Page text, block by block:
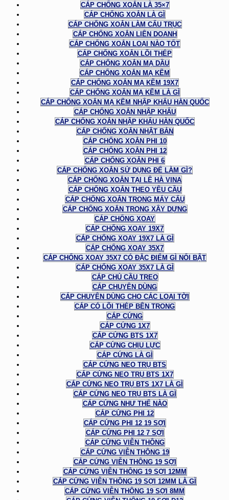
CÁP CHỐNG XOẮN LÀ 35×7
CÁP CHỐNG XOẮN LÀ GÌ
CÁP CHỐNG XOẮN LÀM CẨU TRỤC
CÁP CHỐNG XOẮN LIÊN DOANH
CÁP CHỐNG XOẮN LOẠI NÀO TỐT
CÁP CHỐNG XOẮN LÕI THÉP
CÁP CHỐNG XOẮN MẠ DẦU
CÁP CHỐNG XOẮN MẠ KẼM
CÁP CHỐNG XOẮN MẠ KẼM 19X7
CÁP CHỐNG XOẮN MẠ KẼM LÀ GÌ
CÁP CHỐNG XOẮN MẠ KẼM NHẬP KHẨU HÀN QUỐC
CÁP CHỐNG XOẮN NHẬP KHẨU
CÁP CHỐNG XOẮN NHẬP KHẨU HÀN QUỐC
CÁP CHỐNG XOẮN NHẬT BẢN
CÁP CHỐNG XOẮN PHI 10
CÁP CHỐNG XOẮN PHI 12
CÁP CHỐNG XOẮN PHI 6
CÁP CHỐNG XOẮN SỬ DỤNG ĐỂ LÀM GÌ?
CÁP CHỐNG XOẮN TẠI LÊ HÀ VINA
CÁP CHỐNG XOẮN THEO YÊU CẦU
CÁP CHỐNG XOẮN TRONG MÁY CẨU
CÁP CHỐNG XOẮN TRONG XÂY DỰNG
CÁP CHỐNG XOAY
CÁP CHỐNG XOAY 19X7
CÁP CHỐNG XOAY 19X7 LÀ GÌ
CÁP CHỐNG XOAY 35X7
CÁP CHỐNG XOAY 35X7 CÓ ĐẶC ĐIỂM GÌ NỔI BẬT
CÁP CHỐNG XOAY 35X7 LÀ GÌ
CÁP CHỦ CẦU TREO
CÁP CHUYÊN DÙNG
CÁP CHUYÊN DÙNG CHO CÁC LOẠI TỜI
CÁP CÓ LÕI THÉP BÊN TRONG
CÁP CỨNG
CÁP CỨNG 1X7
CÁP CỨNG BTS 1X7
CÁP CỨNG CHỊU LỰC
CÁP CỨNG LÀ GÌ
CÁP CỨNG NEO TRỤ BTS
CÁP CỨNG NEO TRỤ BTS 1X7
CÁP CỨNG NEO TRỤ BTS 1X7 LÀ GÌ
CÁP CỨNG NEO TRỤ BTS LÀ GÌ
CÁP CỨNG NHƯ THẾ NÀO
CÁP CỨNG PHI 12
CÁP CỨNG PHI 12 19 SỢI
CÁP CỨNG PHI 12 7 SỢI
CÁP CỨNG VIỄN THÔNG
CÁP CỨNG VIỄN THÔNG 19
CÁP CỨNG VIỄN THÔNG 19 SỢI
CÁP CỨNG VIỄN THÔNG 19 SỢI 12MM
CÁP CỨNG VIỄN THÔNG 19 SỢI 12MM LÀ GÌ
CÁP CỨNG VIỄN THÔNG 19 SỢI 8MM